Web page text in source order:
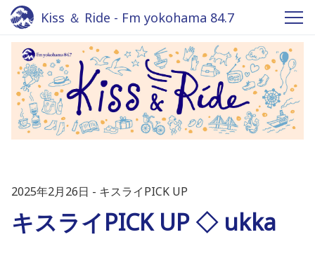
Kiss ＆ Ride - Fm yokohama 84.7
2025年2月26日 キスライPICK UP
キスライPICK UP ◇ ukka